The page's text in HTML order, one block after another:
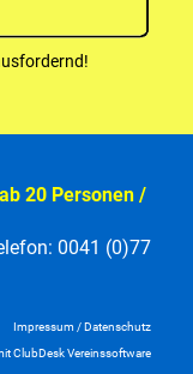
20 Personen /
0041 (0)77
Impressum /Datenschutz
ClubDesk Vereinssoftware